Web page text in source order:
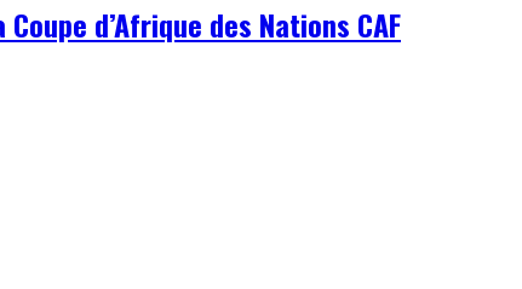
d’Afrique des Nations CAF